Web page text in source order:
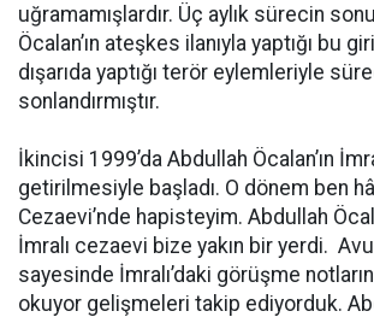
uğramamışlardır. Üç aylık sürecin
Öcalan’ın ateşkes ilanıyla yaptığı bu
dışarıda yaptığı terör eylemleriyle
sonlandırmıştır.
İkincisi 1999’da Abdullah Öcalan’ın
getirilmesiyle başladı. O dönem ben
Cezaevi’nde hapisteyim. Abdullah
İmralı cezaevi bize yakın bir yerdi.
sayesinde İmralı’daki görüşme
okuyor gelişmeleri takip ediyorduk.